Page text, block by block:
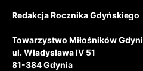
Redakcja Rocznika Gdyńskiego
Towarzystwo Miłośników Gdyni
ul. Władysława IV 51
81-384 Gdynia